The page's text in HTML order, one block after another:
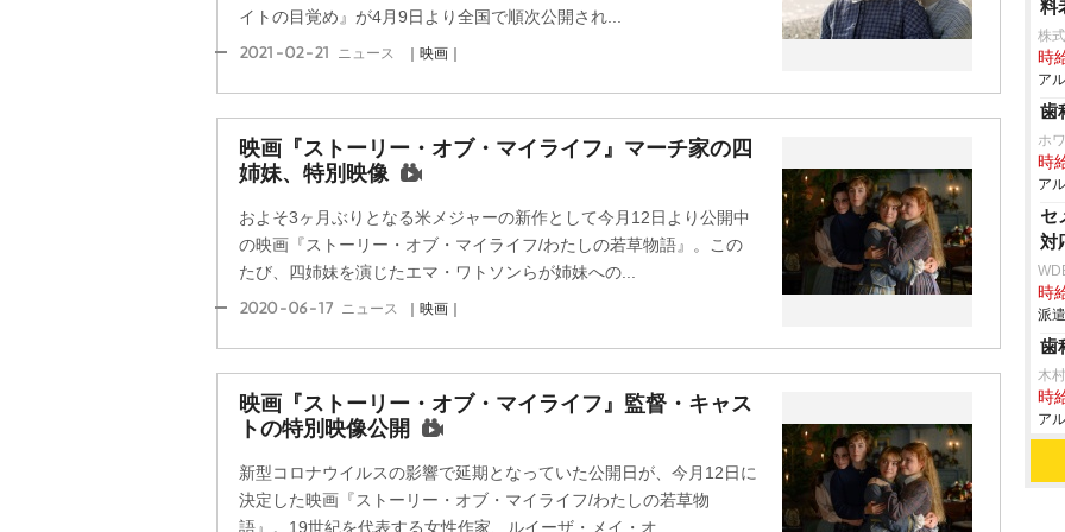
イトの目覚め』が4月9日より全国で順次公開され...
2021-02-21 ニュース ｜映画｜
映画『ストーリー・オブ・マイライフ』マーチ家の四
姉妹、特別映像
およそ3ヶ月ぶりとなる米メジャーの新作として今月12日より公開中
の映画『ストーリー・オブ・マイライフ/わたしの若草物語』。この
たび、四姉妹を演じたエマ・ワトソンらが姉妹への...
2020-06-17 ニュース ｜映画｜
映画『ストーリー・オブ・マイライフ』監督・キャス
トの特別映像公開
新型コロナウイルスの影響で延期となっていた公開日が、今月12日に
決定した映画『ストーリー・オブ・マイライフ/わたしの若草物
語』。19世紀を代表する女性作家、ルイーザ・メイ・オ...
料
株
時
ア
歯
ホ
時
ア
セ
対
時
派
歯
木
時
ア